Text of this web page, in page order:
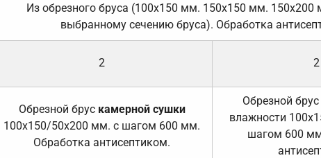
Из обрезного бруса (100х150 мм. 150х150 мм. 150х200
выбранному сечению бруса). Обработка
2 2
Обрезной брус камерной сушки
100х150/50х200 мм. с шагом 600 мм.
Обработка антисептиком.
Обрезной брус
влажности
шагом 600